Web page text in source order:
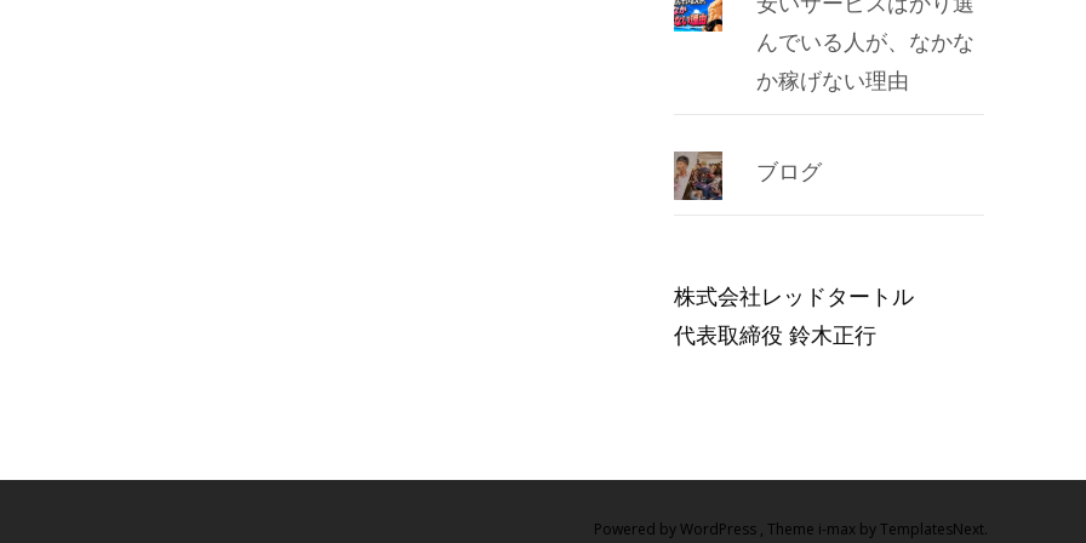
んでいる人が、なかな
か稼げない理由
ブログ
株式会社レッドタートル
代表取締役 鈴木正行
Powered by WordPress , Theme i-max by TemplatesNext.